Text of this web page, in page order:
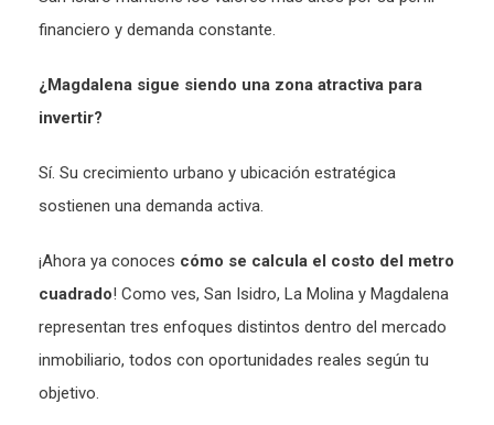
financiero y demanda constante.
¿ Magdalena sigue siendo una zona atractiva para
invertir?
Sí. Su crecimiento urbano y ubicación estratégica
sostienen una demanda activa.
¡Ahora ya conoces cómo se calcula el costo del metro
cuadrado! Como ves, San Isidro, La Molina y Magdalena
representan tres enfoques distintos dentro del mercado
inmobiliario, todos con oportunidades reales según tu
objetivo.